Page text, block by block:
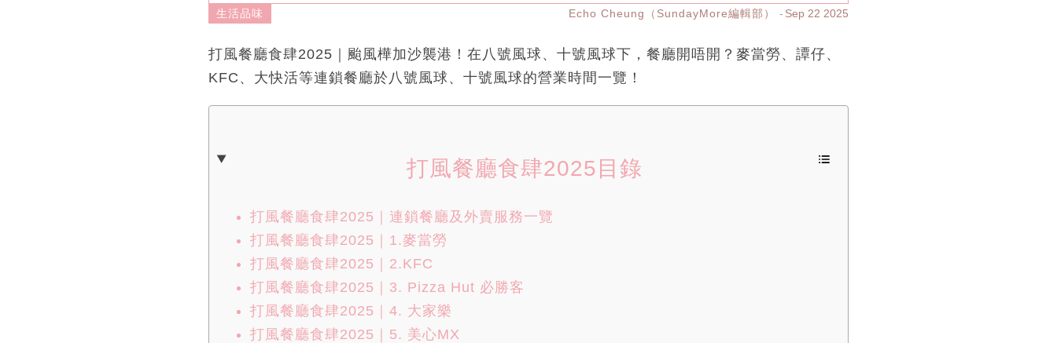
生活品味 Echo Cheung（SundayMore編輯部） Sep 22 2025
打風餐廳食肆2025｜颱風樺加沙襲港！在八號風球、十號風球下，餐廳開唔開？麥當勞、譚仔、
KFC、大快活等連鎖餐廳於八號風球、十號風球的營業時間一覽！
打風餐廳食肆2025目錄
打風餐廳食肆2025｜連鎖餐廳及外賣服務一覽
打風餐廳食肆2025｜1.麥當勞
打風餐廳食肆2025｜2.KFC
打風餐廳食肆2025｜3. Pizza Hut 必勝客
打風餐廳食肆2025｜4. 大家樂
打風餐廳食肆2025｜5. 美心MX